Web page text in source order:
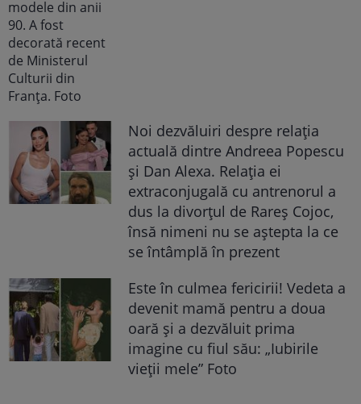
Noi dezvăluiri despre relația
actuală dintre Andreea Popescu
și Dan Alexa. Relația ei
extraconjugală cu antrenorul a
dus la divorțul de Rareș Cojoc,
însă nimeni nu se aștepta la ce
se întâmplă în prezent
Este în culmea fericirii! Vedeta a
devenit mamă pentru a doua
oară și a dezvăluit prima
imagine cu fiul său: „Iubirile
vieții mele” Foto